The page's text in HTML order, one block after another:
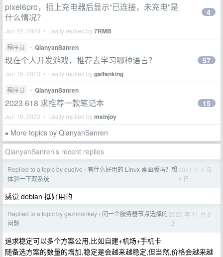
pixel6pro，插上充电器后显示“已连接，未充电”是
什么情况？
Jun 22, 2023 • Lastly replied by7RMB
4
程序员 • QianyanSanren
现在个人开发游戏，推荐去学习哪种语言？
Jun 15, 2023 • Lastly replied bygaifanking
57
程序员 • QianyanSanren
2023 618 求推荐一款笔记本
Jun 10, 2023 • Lastly replied bymeinjoy
15
» More topics by QianyanSanren
QianyanSanren's recent replies
Replied to a topic by quqivo › 有什么好用的 Linux 桌面版吗？想
体验一下双系统
2024 年 5 月
6 日
感觉 debian 挺好用的
Replied to a topic by gezimonkey › 问一个服务器节点选择的
问题
2023 年 11 月 3
日
追求稳定可以多个方案公用,比如自建+机场+手机卡
随备选方案的数量的增加,稳定是会越来越稳定,但当然,价格会越来越